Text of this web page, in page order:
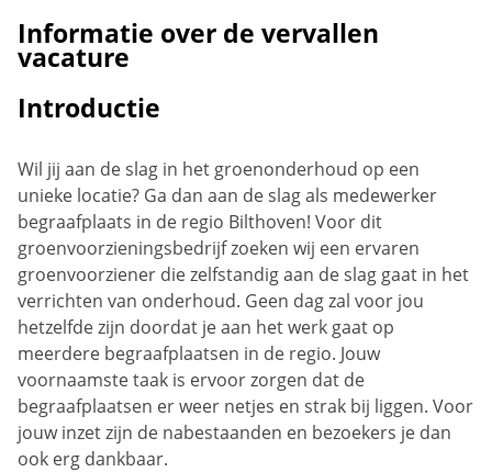
Informatie over de vervallen
vacature
Introductie
Wil jij aan de slag in het groenonderhoud op een
unieke locatie? Ga dan aan de slag als medewerker
begraafplaats in de regio Bilthoven! Voor dit
groenvoorzieningsbedrijf zoeken wij een ervaren
groenvoorziener die zelfstandig aan de slag gaat in het
verrichten van onderhoud. Geen dag zal voor jou
hetzelfde zijn doordat je aan het werk gaat op
meerdere begraafplaatsen in de regio. Jouw
voornaamste taak is ervoor zorgen dat de
begraafplaatsen er weer netjes en strak bij liggen. Voor
jouw inzet zijn de nabestaanden en bezoekers je dan
ook erg dankbaar.